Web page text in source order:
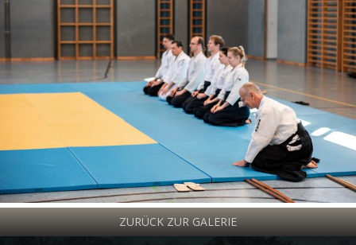
ZURÜCK ZUR GALERIE